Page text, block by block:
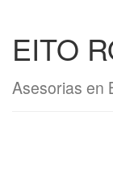
EITO
Asesorias en